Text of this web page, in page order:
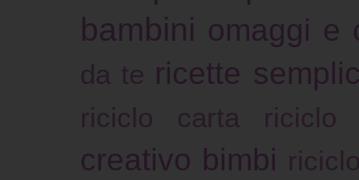
bambini omaggi e
da te ricette
riciclo carta riciclo
creativo bimbi